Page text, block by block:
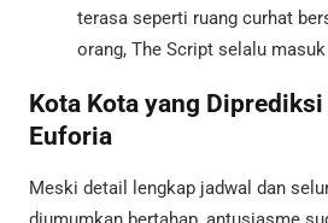
terasa seperti ruang curhat
orang, The Script selalu
Kota Kota yang
Euforia
Meski detail lengkap jadwal dan